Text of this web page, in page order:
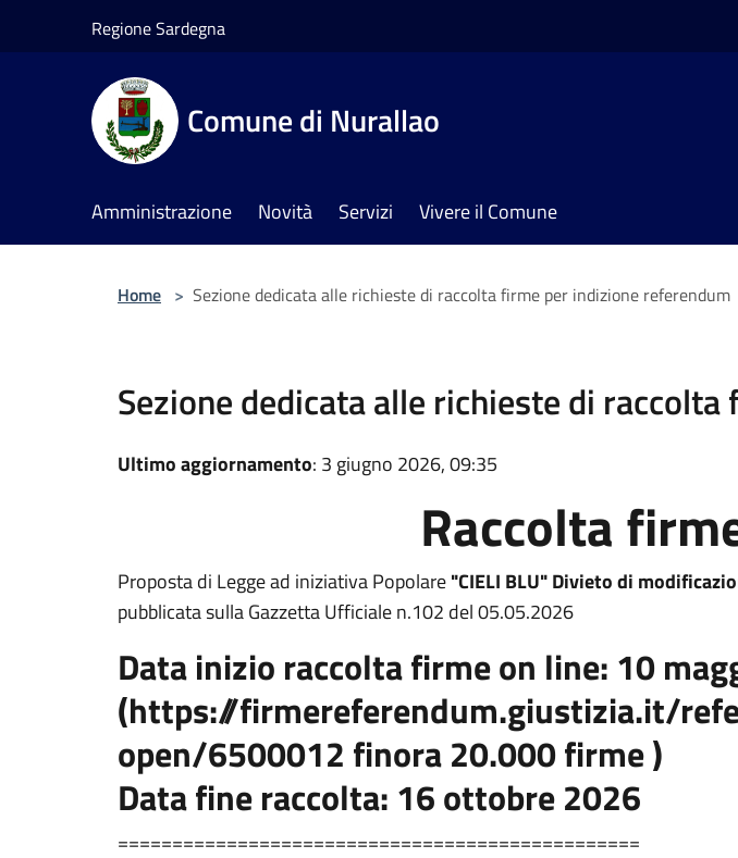
Regione Sardegna
Comune di Nurallao
Amministrazione Novità Servizi Vivere il Comune
Home > Sezione dedicata alle richieste di raccolta firme per indizione referendum
Sezione dedicata alle richieste di
Ultimo aggiornamento: 3 giugno 2026, 09:35
Raccolta
Proposta di Legge ad iniziativa Popolare"CIELI BLU" Divieto di
pubblicata sulla Gazzetta Ufficiale n.102 del 05.05.2026
Data inizio raccolta firme on line: 10
(https://firmereferendum.giustizia.it/
open/6500012 finora 20.000 firme )
Data fine raccolta: 16 ottobre 2026
================================================